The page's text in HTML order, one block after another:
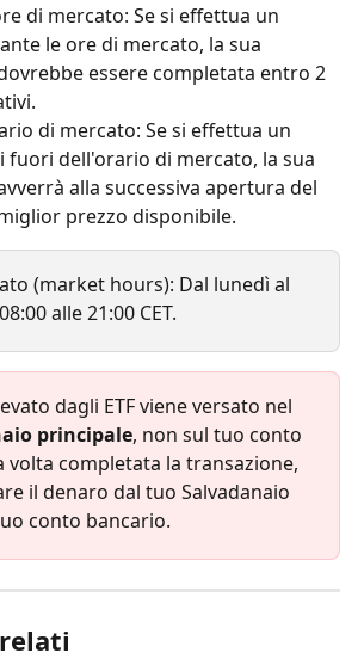
di mercato: Se si effettua un
le ore di mercato, la sua
essere completata entro 2
di mercato: Se si effettua un
fuori dell'orario di mercato, la sua
alla successiva apertura del
prezzo disponibile.
(market hours): Dal lunedì al
alle 21:00 CET.
dagli ETF viene versato nel
principale, non sul tuo conto
volta completata la transazione,
il denaro dal tuo Salvadanaio
conto bancario.